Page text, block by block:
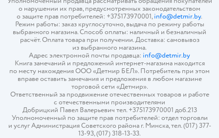
о нарушении их прав, предусмотренных законодательством
о защите прав потребителей: +375173970001,info@detmir.by.
Режим работы: заказ круглосуточно, выдача по режиму работы
выбранного магазина. Способ оплаты: наличный и безналичный
расчёт. Оплата товара при получении. Доставка: самовывоз
из выбранного магазина.
Адрес электронной почты продавца: info@detmir.by
Книга замечаний и предложений интернет-магазина находится
по месту нахождения ООО «Детмир БЕЛ». Потребитель при этом
вправе оставить замечания и предложения в любом магазине
торговой сети «Детмир».
Ответственный за продвижение отечественных товаров и работе
с отечественными производителями
Добрицкий Павел Валерьевич тел. +375173970001 доб.213
Уполномоченный по защите прав потребителей: отдел торговли
и услуг Администрация Советского района г. Минска, тел. (017) 377-
13-93, (017) 318-13-33.